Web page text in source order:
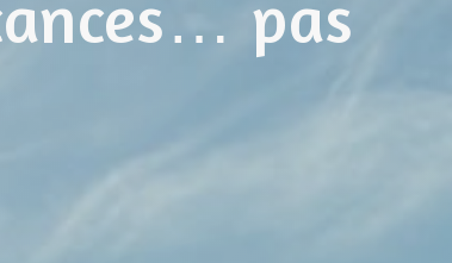
pas